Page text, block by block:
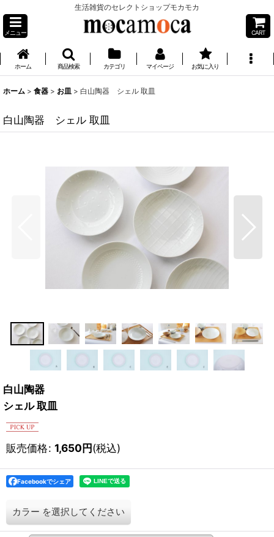
生活雑貨のセレクトショップモカモカ
メニュー CART
ホーム 商品検索 カテゴリ マイページ お気に入り
ホーム > 食器 > お皿 > 白山陶器 シェル 取皿
白山陶器 シェル 取皿
白山陶器
シェル 取皿
販売価格: 1,650円(税込)
Facebookでシェア
カラー を選択してください